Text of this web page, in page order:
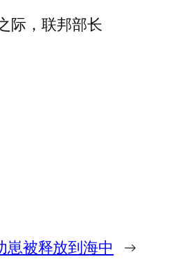
际，联邦部长
崽被释放到海中 →